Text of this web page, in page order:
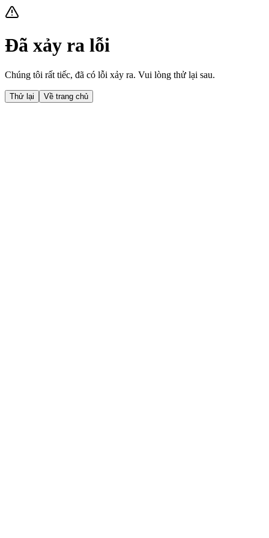
Đã xảy ra lỗi
Chúng tôi rất tiếc, đã có lỗi xảy ra. Vui lòng thử lại sau.
Thử lại Về trang chủ